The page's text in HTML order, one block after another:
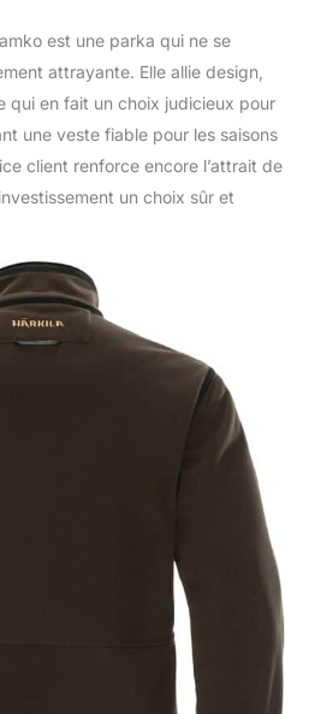
est une parka qui ne se
attrayante. Elle allie design,
qui en fait un choix judicieux pour
une veste fiable pour les saisons
client renforce encore l’attrait de
un choix sûr et